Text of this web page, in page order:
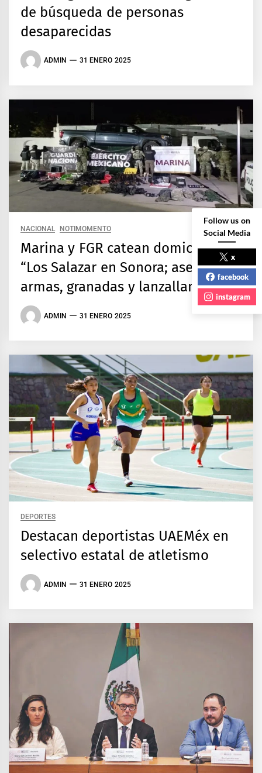
de búsqueda de personas
desaparecidas
ADMIN 31 ENERO 2025
NACIONAL NOTIMOMENTO
Marina y FGR catean domicilio de
“Los Salazar en Sonora; aseguran
armas, granadas y lanzallamas
ADMIN 31 ENERO 2025
DEPORTES
Destacan deportistas UAEMéx en
selectivo estatal de atletismo
ADMIN 31 ENERO 2025
Follow us on
Social Media
x
facebook
instagram